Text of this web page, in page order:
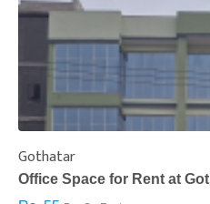
Gothatar
Office Space for Rent at